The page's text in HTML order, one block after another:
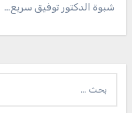
شبوة الدكتور توفيق سريع…
عن: